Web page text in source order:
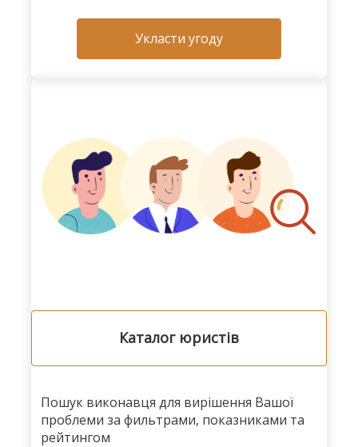
Укласти угоду
Каталог юристів
Пошук виконавця для вирішення Вашої
проблеми за фильтрами, показниками та
рейтингом